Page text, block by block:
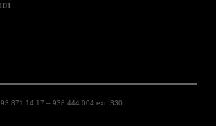
871 14 17 – 938 444 004 ext. 330
Necessàries